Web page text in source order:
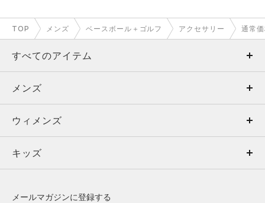
TOP メンズ ベースボール＋ゴルフ アクセサリー 通常
すべてのアイテム
メンズ
ウィメンズ
キッズ
メンズ
トップス
ボトムス
ウィメンズ
トップス
キッズ
メールマガジンに登録する